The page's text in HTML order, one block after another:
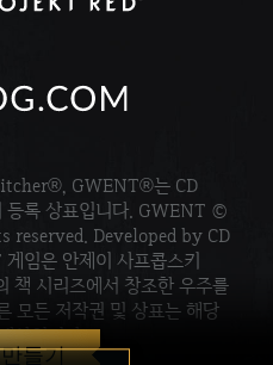
들기
GWENT®는 CD
록 상표입니다. GWENT ©
reserved. Developed by CD
임은 안제이 사프콥스키
시리즈에서 창조한 우주를
모든 저작권 및 상표는 해당
산입니다.